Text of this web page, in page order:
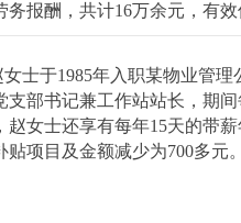
务报酬，共计16万余元，有
女士于1985年入职某物业管
支部书记兼工作站站长，期
赵女士还享有每年15天的带
贴项目及金额减少为700多元。